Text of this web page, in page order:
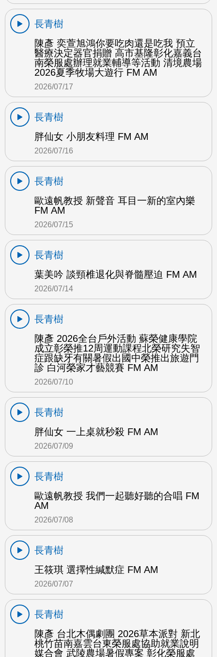
長青樹
陳彥 奕萱旭鴻你要吃肉還是吃我 預立
醫療決定器官捐贈 高市基隆彰化嘉義台
南榮服處辦理就業輔導等活動 清境農場
2026夏季牧場大遊行 FM AM
2026/07/17
長青樹
胖仙女 小朋友料理 FM AM
2026/07/16
長青樹
歐遠帆教授 新聲音 耳目一新的室內樂
FM AM
2026/07/15
長青樹
葉美吟 談頸椎退化與脊髓壓迫 FM AM
2026/07/14
長青樹
陳彥 2026全台戶外活動 蘇榮健康學院
成立彰榮推12周運動課程北榮研究失智
症跟缺牙有關暑假出國中榮推出旅遊門
診 白河榮家才藝競賽 FM AM
2026/07/10
長青樹
胖仙女 一上桌就秒殺 FM AM
2026/07/09
長青樹
歐遠帆教授 我們一起聽好聽的合唱 FM
AM
2026/07/08
長青樹
王筱琪 選擇性緘默症 FM AM
2026/07/07
長青樹
陳彥 台北木偶劇團 2026草本派對 新北
桃竹苗南嘉雲台東榮服處協助就業說明
媒合會 武陵農場暑假專案 彰化榮服處